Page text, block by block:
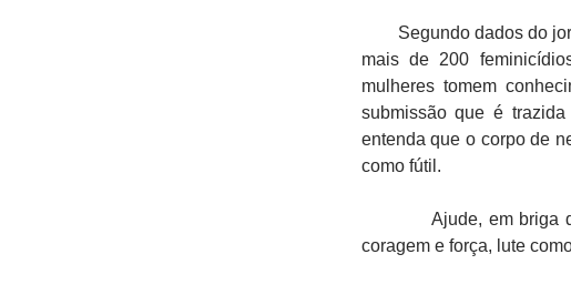
Segundo dados do
mais de 200
mulheres tomem
submissão que é
entenda que o corpo de
como fútil.
Ajude, em briga de
coragem e força, lute